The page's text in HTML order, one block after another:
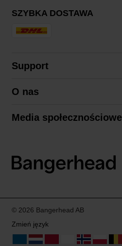
SZYBKA DOSTAWA
Support
Regulamin zakupów
O nas
Zrównoważony rozwój
Media społecznościowe
LinkedIn
© 2026 Bangerhead AB
Zmień język